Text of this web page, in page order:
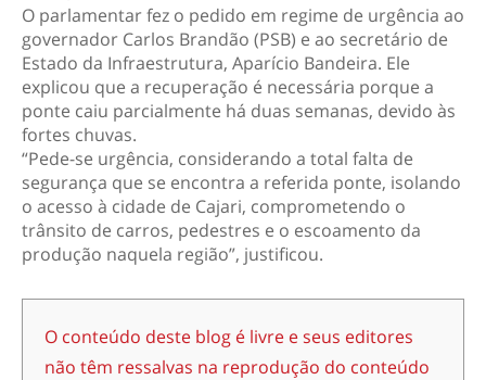
O parlamentar fez o pedido em regime de urgência ao
governador Carlos Brandão (PSB) e ao secretário de
Estado da Infraestrutura, Aparício Bandeira. Ele
explicou que a recuperação é necessária porque a
ponte caiu parcialmente há duas semanas, devido às
fortes chuvas.
“Pede-se urgência, considerando a total falta de
segurança que se encontra a referida ponte, isolando
o acesso à cidade de Cajari, comprometendo o
trânsito de carros, pedestres e o escoamento da
produção naquela região”, justificou.
O conteúdo deste blog é livre e seus editores
não têm ressalvas na reprodução do conteúdo